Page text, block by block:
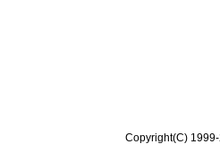
Copyright(C)